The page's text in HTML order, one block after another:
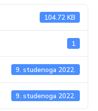
104.72 KB
1
9. studenoga 2022.
9. studenoga 2022.